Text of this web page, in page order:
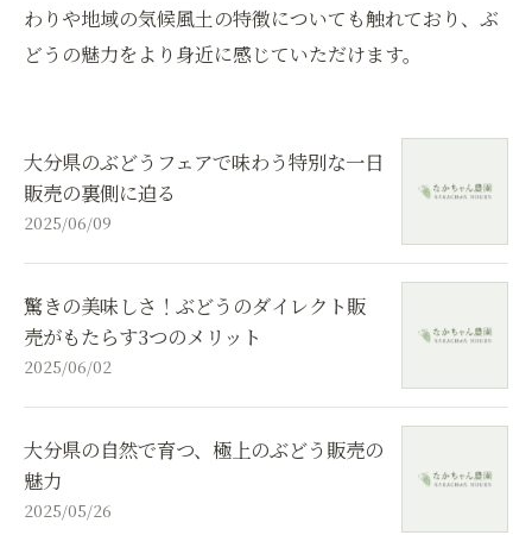
わりや地域の気候風土の特徴についても触れており、ぶ
どうの魅力をより身近に感じていただけます。
大分県のぶどうフェアで味わう特別な一日
販売の裏側に迫る
2025/06/09
驚きの美味しさ！ぶどうのダイレクト販
売がもたらす3つのメリット
2025/06/02
大分県の自然で育つ、極上のぶどう販売の
魅力
2025/05/26